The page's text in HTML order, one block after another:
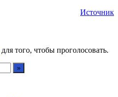
Источник
для того, чтобы проголосовать.